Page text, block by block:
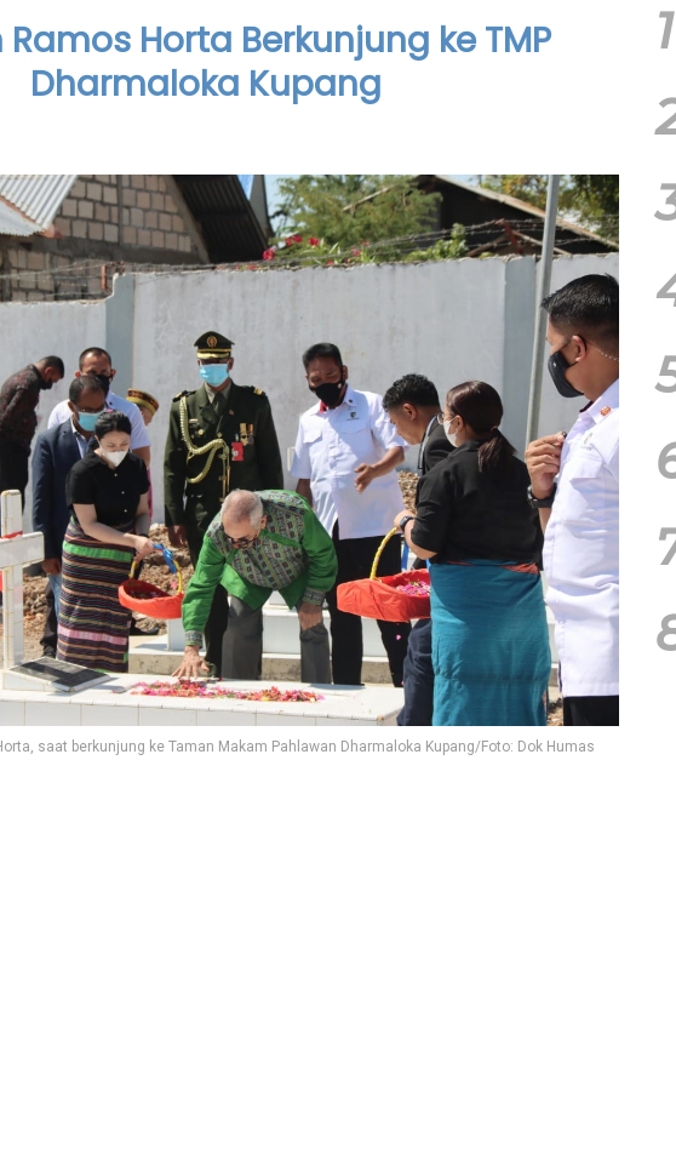
Ramos Horta Berkunjung ke TMP
Dharmaloka Kupang
saat berkunjung ke Taman Makam Pahlawan Dharmaloka Kupang/Foto: Dok Humas
1